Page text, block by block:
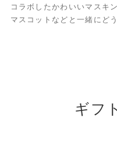
コラボしたかわいいマスキ
マスコットなどと一緒にどう
ギフ